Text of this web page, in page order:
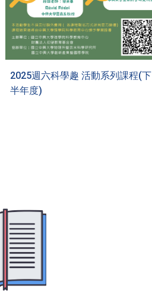
2025週六科學趣 活動系列課程(下
半年度)